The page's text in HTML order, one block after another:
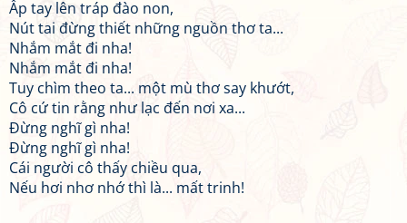
Ấp tay lên tráp đào non,
Nút tai đừng thiết những nguồn thơ ta...
Nhắm mắt đi nha!
Nhắm mắt đi nha!
Tuy chìm theo ta... một mù thơ say khướt,
Cô cứ tin rằng như lạc đến nơi xa...
Đừng nghĩ gì nha!
Đừng nghĩ gì nha!
Cái người cô thấy chiều qua,
Nếu hơi nhơ nhớ thì là... mất trinh!